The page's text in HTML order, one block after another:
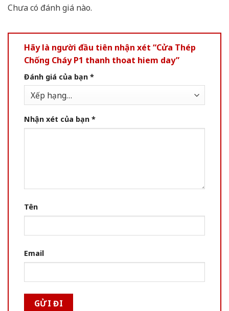
Chưa có đánh giá nào.
Hãy là người đầu tiên nhận xét “Cửa Thép
Chống Cháy P1 thanh thoat hiem day”
Đánh giá của bạn *
Nhận xét của bạn *
Tên
Email